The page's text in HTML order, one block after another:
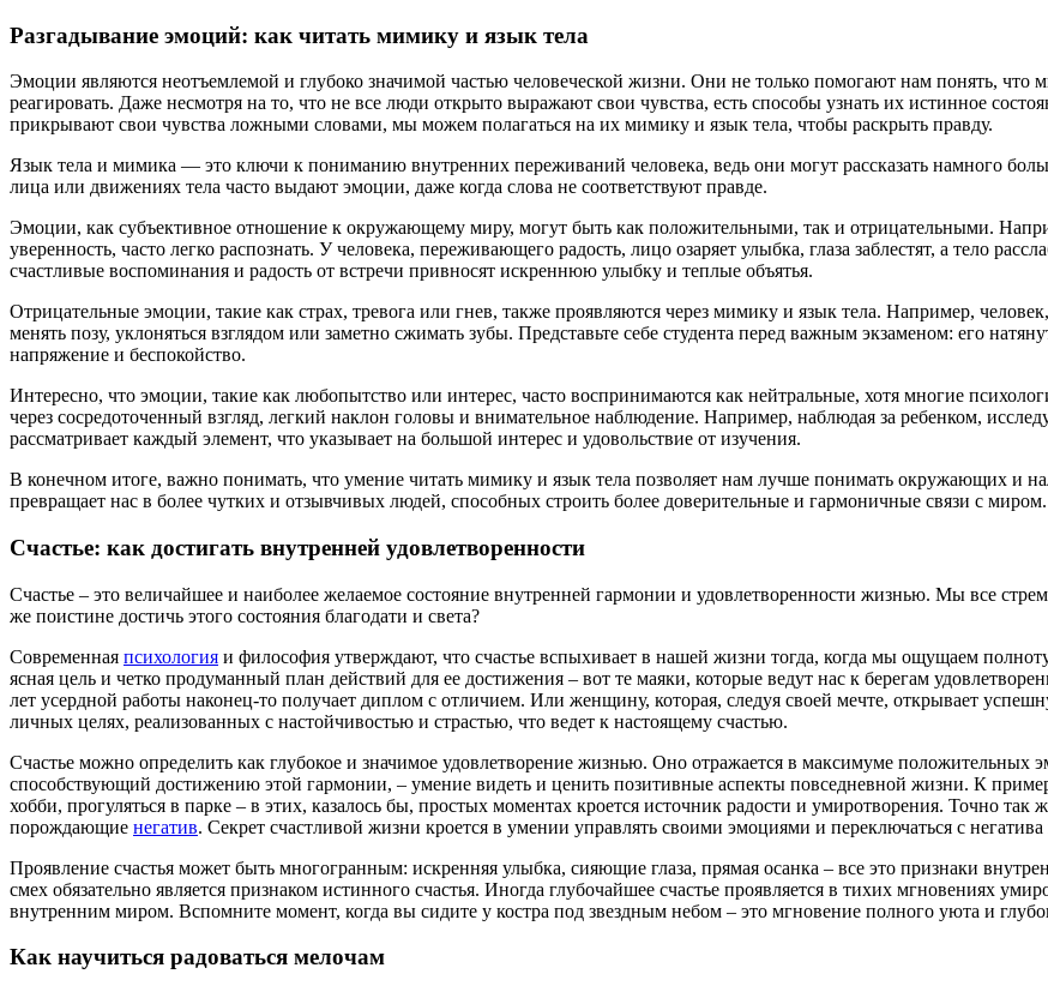
Разгадывание эмоций: как читать мимику и язык тела
Эмоции являются неотъемлемой и глубоко значимой частью человеческой жизни. Они не только помогают нам понять, что
реагировать. Даже несмотря на то, что не все люди открыто выражают свои чувства, есть способы узнать их истинное
прикрывают свои чувства ложными словами, мы можем полагаться на их мимику и язык тела, чтобы раскрыть правду.
Язык тела и мимика — это ключи к пониманию внутренних переживаний человека, ведь они могут рассказать намного
лица или движениях тела часто выдают эмоции, даже когда слова не соответствуют правде.
Эмоции, как субъективное отношение к окружающему миру, могут быть как положительными, так и отрицательными.
уверенность, часто легко распознать. У человека, переживающего радость, лицо озаряет улыбка, глаза заблестят, а тело
счастливые воспоминания и радость от встречи привносят искреннюю улыбку и теплые объятья.
Отрицательные эмоции, такие как страх, тревога или гнев, также проявляются через мимику и язык тела. Например,
менять позу, уклоняться взглядом или заметно сжимать зубы. Представьте себе студента перед важным экзаменом: его
напряжение и беспокойство.
Интересно, что эмоции, такие как любопытство или интерес, часто воспринимаются как нейтральные, хотя многие
через сосредоточенный взгляд, легкий наклон головы и внимательное наблюдение. Например, наблюдая за ребенком,
рассматривает каждый элемент, что указывает на большой интерес и удовольствие от изучения.
В конечном итоге, важно понимать, что умение читать мимику и язык тела позволяет нам лучше понимать окружающих и
превращает нас в более чутких и отзывчивых людей, способных строить более доверительные и гармоничные связи с миром.
Счастье: как достигать внутренней удовлетворенности
Счастье – это величайшее и наиболее желаемое состояние внутренней гармонии и удовлетворенности жизнью. Мы все
же поистине достичь этого состояния благодати и света?
Современная психология и философия утверждают, что счастье вспыхивает в нашей жизни тогда, когда мы ощущаем
ясная цель и четко продуманный план действий для ее достижения – вот те маяки, которые ведут нас к берегам
лет усердной работы наконец-то получает диплом с отличием. Или женщину, которая, следуя своей мечте, открывает
личных целях, реализованных с настойчивостью и страстью, что ведет к настоящему счастью.
Счастье можно определить как глубокое и значимое удовлетворение жизнью. Оно отражается в максимуме
способствующий достижению этой гармонии, – умение видеть и ценить позитивные аспекты повседневной жизни. К
хобби, прогуляться в парке – в этих, казалось бы, простых моментах кроется источник радости и умиротворения. Точно так
порождающие негатив. Секрет счастливой жизни кроется в умении управлять своими эмоциями и переключаться с негатива
Проявление счастья может быть многогранным: искренняя улыбка, сияющие глаза, прямая осанка – все это признаки
смех обязательно является признаком истинного счастья. Иногда глубочайшее счастье проявляется в тихих мгновениях
внутренним миром. Вспомните момент, когда вы сидите у костра под звездным небом – это мгновение полного уюта и
Как научиться радоваться мелочам